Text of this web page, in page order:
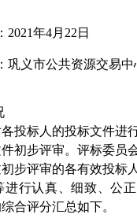
2021年4月 22 日
巩义市公共资源交易中
投标人的投标文件进
初步评审。评标委员
步评审的各有效投标
进行认真、细致、公
合评分汇总如下。